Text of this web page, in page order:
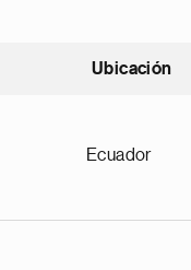
Ubicación
Ecuador